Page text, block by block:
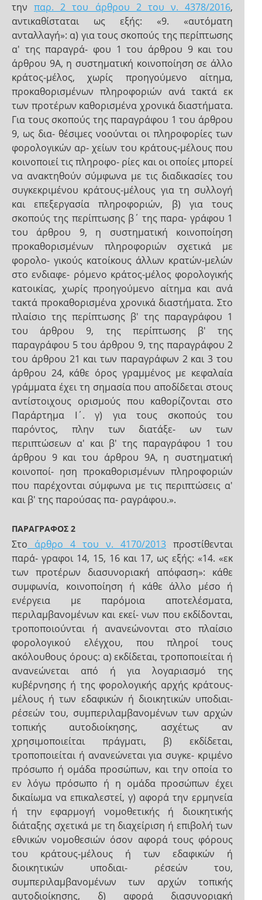
τηνπαρ. 2 του άρθρου 2 του ν. 4378/2016,
αντικαθίσταται ως εξής: «9. «αυτόματη
ανταλλαγή»: α) για τους σκοπούς της περίπτωσης
α' της παραγρά- φου 1 του άρθρου 9 και του
άρθρου 9Α, η συστηματική κοινοποίηση σε άλλο
κράτος-μέλος, χωρίς προηγούμενο αίτημα,
προκαθορισμένων πληροφοριών ανά τακτά εκ
των προτέρων καθορισμένα χρονικά διαστήματα.
Για τους σκοπούς της παραγράφου 1 του άρθρου
9, ως δια- θέσιμες νοούνται οι πληροφορίες των
φορολογικών αρ- χείων του κράτους-μέλους που
κοινοποιεί τις πληροφο- ρίες και οι οποίες μπορεί
να ανακτηθούν σύμφωνα με τις διαδικασίες του
συγκεκριμένου κράτους-μέλους για τη συλλογή
και επεξεργασία πληροφοριών, β) για τους
σκοπούς της περίπτωσης β΄ της παρα- γράφου 1
του άρθρου 9, η συστηματική κοινοποίηση
προκαθορισμένων πληροφοριών σχετικά με
φορολο- γικούς κατοίκους άλλων κρατών-μελών
στο ενδιαφε- ρόμενο κράτος-μέλος φορολογικής
κατοικίας, χωρίς προηγούμενο αίτημα και ανά
τακτά προκαθορισμένα χρονικά διαστήματα. Στο
πλαίσιο της περίπτωσης β' της παραγράφου 1
του άρθρου 9, της περίπτωσης β' της
παραγράφου 5 του άρθρου 9, της παραγράφου 2
του άρθρου 21 και των παραγράφων 2 και 3 του
άρθρου 24, κάθε όρος γραμμένος με κεφαλαία
γράμματα έχει τη σημασία που αποδίδεται στους
αντίστοιχους ορισμούς που καθορίζονται στο
Παράρτημα Ι΄. γ) για τους σκοπούς του
παρόντος, πλην των διατάξε- ων των
περιπτώσεων α' και β' της παραγράφου 1 του
άρθρου 9 και του άρθρου 9Α, η συστηματική
κοινοποί- ηση προκαθορισμένων πληροφοριών
που παρέχονται σύμφωνα με τις περιπτώσεις α'
και β' της παρούσας πα- ραγράφου.».
ΠΑΡΑΓΡΑΦΟΣ 2
Στο άρθρο 4 του ν. 4170/2013 προστίθενται
παρά- γραφοι 14, 15, 16 και 17, ως εξής: «14. «εκ
των προτέρων διασυνοριακή απόφαση»: κάθε
συμφωνία, κοινοποίηση ή κάθε άλλο μέσο ή
ενέργεια με παρόμοια αποτελέσματα,
περιλαμβανομένων και εκεί- νων που εκδίδονται,
τροποποιούνται ή ανανεώνονται στο πλαίσιο
φορολογικού ελέγχου, που πληροί τους
ακόλουθους όρους: α) εκδίδεται, τροποποιείται ή
ανανεώνεται από ή για λογαριασμό της
κυβέρνησης ή της φορολογικής αρχής κράτους-
μέλους ή των εδαφικών ή διοικητικών υποδιαι-
ρέσεών του, συμπεριλαμβανομένων των αρχών
τοπικής αυτοδιοίκησης, ασχέτως αν
χρησιμοποιείται πράγματι, β) εκδίδεται,
τροποποιείται ή ανανεώνεται για συγκε- κριμένο
πρόσωπο ή ομάδα προσώπων, και την οποία το
εν λόγω πρόσωπο ή η ομάδα προσώπων έχει
δικαίωμα να επικαλεστεί, γ) αφορά την ερμηνεία
ή την εφαρμογή νομοθετικής ή διοικητικής
διάταξης σχετικά με τη διαχείριση ή επιβολή των
εθνικών νομοθεσιών όσον αφορά τους φόρους
του κράτους-μέλους ή των εδαφικών ή
διοικητικών υποδιαι- ρέσεών του,
συμπεριλαμβανομένων των αρχών τοπικής
αυτοδιοίκησης, δ) αφορά διασυνοριακή